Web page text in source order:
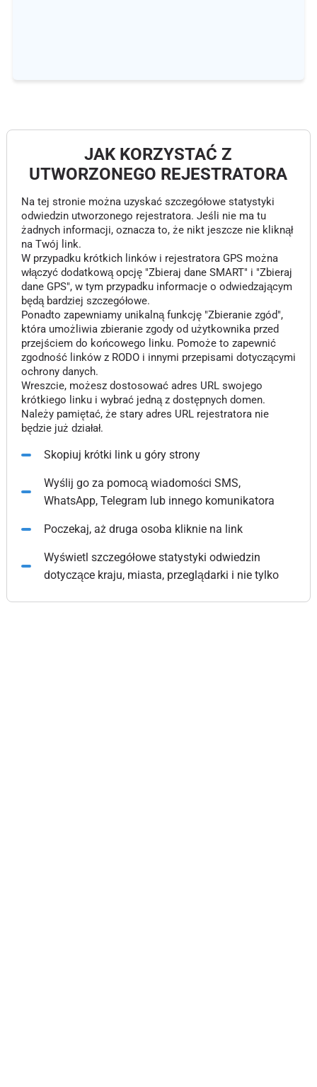
JAK KORZYSTAĆ Z
UTWORZONEGO REJESTRATORA
Na tej stronie można uzyskać szczegółowe statystyki
odwiedzin utworzonego rejestratora. Jeśli nie ma tu
żadnych informacji, oznacza to, że nikt jeszcze nie kliknął
na Twój link.
W przypadku krótkich linków i rejestratora GPS można
włączyć dodatkową opcję "Zbieraj dane SMART" i "Zbieraj
dane GPS", w tym przypadku informacje o odwiedzającym
będą bardziej szczegółowe.
Ponadto zapewniamy unikalną funkcję "Zbieranie zgód",
która umożliwia zbieranie zgody od użytkownika przed
przejściem do końcowego linku. Pomoże to zapewnić
zgodność linków z RODO i innymi przepisami dotyczącymi
ochrony danych.
Wreszcie, możesz dostosować adres URL swojego
krótkiego linku i wybrać jedną z dostępnych domen.
Należy pamiętać, że stary adres URL rejestratora nie
będzie już działał.
Skopiuj krótki link u góry strony
Wyślij go za pomocą wiadomości SMS,
WhatsApp, Telegram lub innego komunikatora
Poczekaj, aż druga osoba kliknie na link
Wyświetl szczegółowe statystyki odwiedzin
dotyczące kraju, miasta, przeglądarki i nie tylko